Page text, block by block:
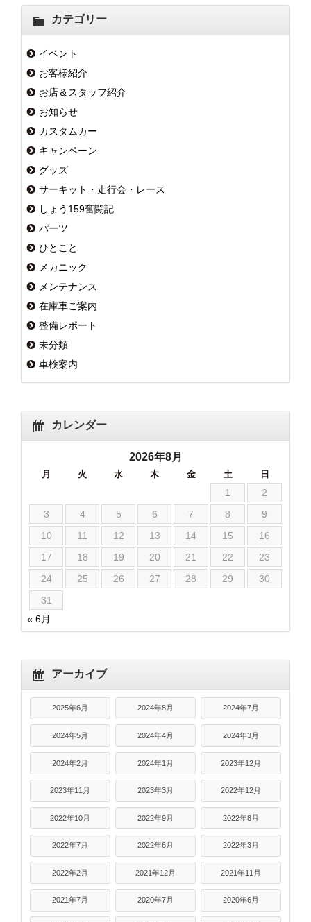
カテゴリー
イベント
お客様紹介
お店＆スタッフ紹介
お知らせ
カスタムカー
キャンペーン
グッズ
サーキット・走行会・レース
しょう159奮闘記
パーツ
ひとこと
メカニック
メンテナンス
在庫車ご案内
整備レポート
未分類
車検案内
カレンダー
2026年8月
月 火 水 木 金 土 日
1
2
3
4 5 6 7 8
9
10
11 12 13 14 15
16
17
18 19 20 21 22
23
24
25 26 27 28 29
30
31
« 6月
アーカイブ
2025年6月 2024年8月 2024年7月
2024年5月 2024年4月 2024年3月
2024年2月 2024年1月 2023年12月
2023年11月 2023年3月 2022年12月
2022年10月 2022年9月 2022年8月
2022年7月 2022年6月 2022年3月
2022年2月 2021年12月 2021年11月
2021年7月 2020年7月 2020年6月